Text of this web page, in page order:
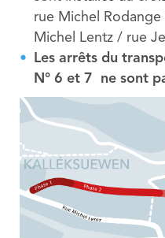
rue Michel
Michel Lentz / rue
Les arrêts du
N° 6 et 7 ne sont